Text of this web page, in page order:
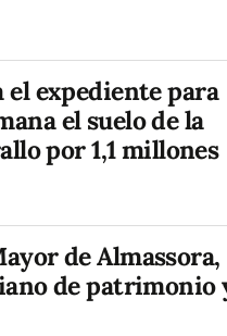
expediente para
el suelo de la
por 1,1 millones
de Almassora,
de patrimonio